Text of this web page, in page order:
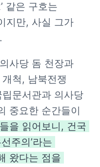
같은 구호는
지만, 사실 그가
사당 돔 천장과
척, 남북전쟁
문서관과 의사당
중요한 순간들이
을 읽어보니, 건국
주의’라는
왔다는 점을